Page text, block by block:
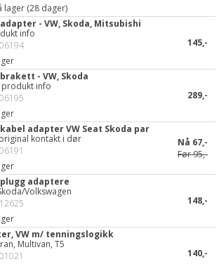
lager (28 dager)
- VW, Skoda, Mitsubishi
info
145,-
- VW, Skoda
produkt info
289,-
adapter VW Seat Skoda par
kontakt i dør
Nå 67,-
Før95,-
adaptere
Volkswagen
148,-
VW m/ tenningslogikk
Multivan, T5
140,-